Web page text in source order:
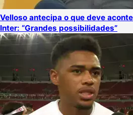
Velloso antecipa o que deve
Inter: “Grandes possibilidades”